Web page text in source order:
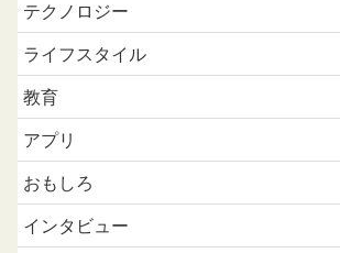
テクノロジー
ライフスタイル
教育
アプリ
おもしろ
インタビュー